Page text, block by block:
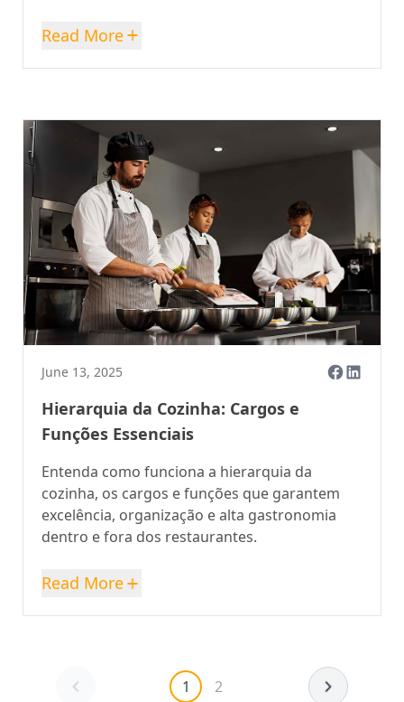
Read More
June 13, 2025
Hierarquia da Cozinha: Cargos e
Funções Essenciais
Entenda como funciona a hierarquia da
cozinha, os cargos e funções que garantem
excelência, organização e alta gastronomia
dentro e fora dos restaurantes.
Read More
1 2